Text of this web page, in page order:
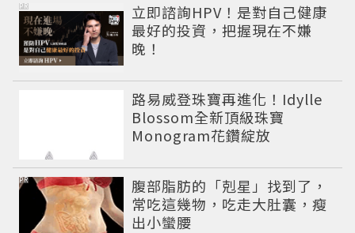
立即諮詢HPV！是對自己健康
最好的投資，把握現在不嫌
晚！
PR
路易威登珠寶再進化！Idylle
Blossom全新頂級珠寶
Monogram花鑽綻放
腹部脂肪的「剋星」找到了，
常吃這幾物，吃走大肚囊，瘦
出小蠻腰
PR